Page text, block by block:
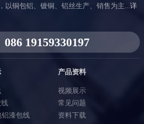
以铜包铝、镀铜、铝丝生产、销售为主... 详
漆包线
产品资料
视频展示
常见问题
资料下载